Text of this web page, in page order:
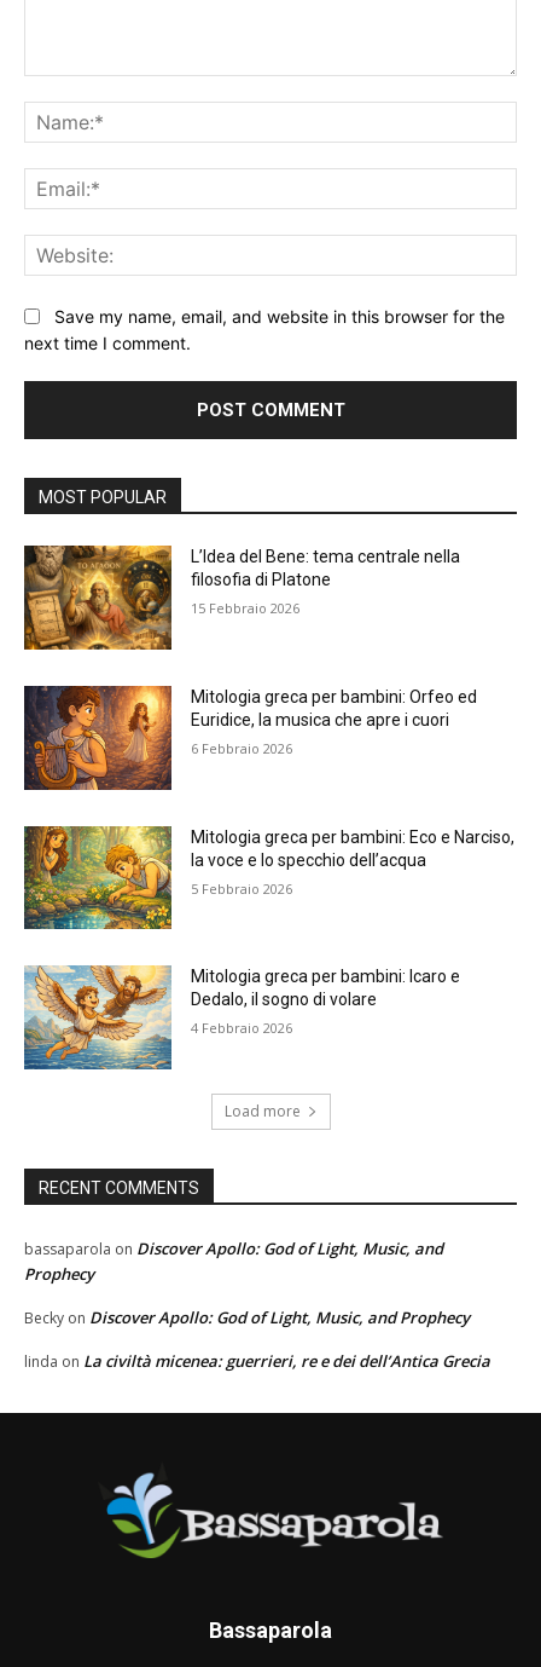
Save my name, email, and website in this browser for the
next time I comment.
MOST POPULAR
L’Idea del Bene: tema centrale nella
filosofia di Platone
15 Febbraio 2026
Mitologia greca per bambini: Orfeo ed
Euridice, la musica che apre i cuori
6 Febbraio 2026
Mitologia greca per bambini: Eco e Narciso,
la voce e lo specchio dell’acqua
5 Febbraio 2026
Mitologia greca per bambini: Icaro e
Dedalo, il sogno di volare
4 Febbraio 2026
Load more
RECENT COMMENTS
bassaparola on Discover Apollo: God of Light, Music, and
Prophecy
Becky on Discover Apollo: God of Light, Music, and Prophecy
linda on La civiltà micenea: guerrieri, re e dei dell’Antica Grecia
Bassaparola